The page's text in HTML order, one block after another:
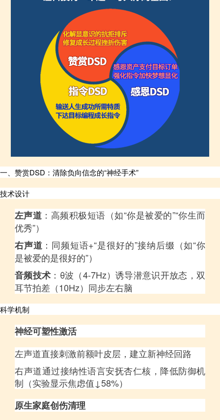
一、赞赏DSD：清除负向信念的“神经手术”
技术设计
左声道 ：高频积极短语（如“你是被爱的”“你生而
优秀”）
右声道 ：同频短语+“是很好的”接纳后缀（如“你
是被爱的是很好的”）
音频技术 ：θ波（4-7Hz）诱导潜意识开放态，双
耳节拍差（10Hz）同步左右脑
科学机制
神经可塑性激活
左声道直接刺激前额叶皮层，建立新神经回路
右声道通过接纳性语言安抚杏仁核，降低防御机
制（实验显示焦虑值↓58%）
原生家庭创伤清理